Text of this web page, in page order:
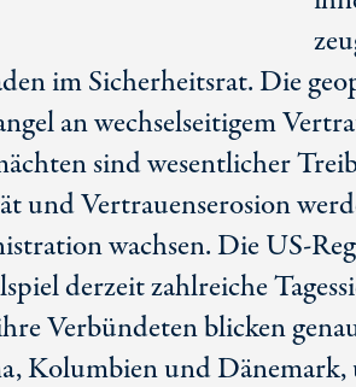
im Sicherheitsrat. Die
an wechselseitigem
sind wesentlicher
und Vertrauenserosion
wachsen. DieUS-
derzeit zahlreiche
Verbündeten blicken
Kolumbien und